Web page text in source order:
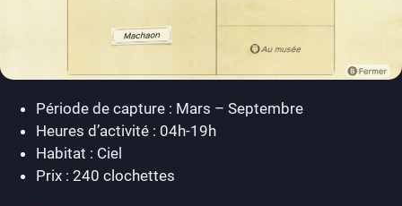
Période de capture : Mars – Septembre
Heures d’activité : 04h-19h
Habitat : Ciel
Prix : 240 clochettes